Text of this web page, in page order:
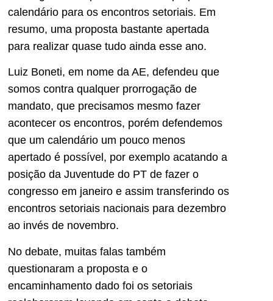
calendário para os encontros setoriais. Em
resumo, uma proposta bastante apertada
para realizar quase tudo ainda esse ano.
Luiz Boneti, em nome da AE, defendeu que
somos contra qualquer prorrogação de
mandato, que precisamos mesmo fazer
acontecer os encontros, porém defendemos
que um calendário um pouco menos
apertado é possível, por exemplo acatando a
posição da Juventude do PT de fazer o
congresso em janeiro e assim transferindo os
encontros setoriais nacionais para dezembro
ao invés de novembro.
No debate, muitas falas também
questionaram a proposta e o
encaminhamento dado foi os setoriais